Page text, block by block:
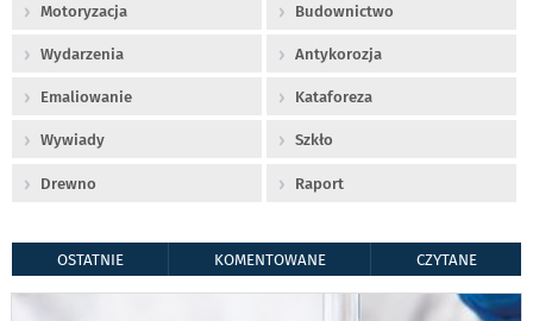
Motoryzacja Budownictwo
Wydarzenia Antykorozja
Emaliowanie Kataforeza
Wywiady Szkło
Drewno Raport
OSTATNIE KOMENTOWANE CZYTANE